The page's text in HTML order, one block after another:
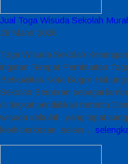
Jual Toga Wisuda Sekolah
29 Maret 2026
Toga Wisuda Sekolah
ingatan Tempat Pembuatan
Berkualitas Kota Bogor
Sekolah Berperan sebagai
di tingkat pendidikan tertentu
wisuda sekolah yang tepat
lebih berkesan, selain…